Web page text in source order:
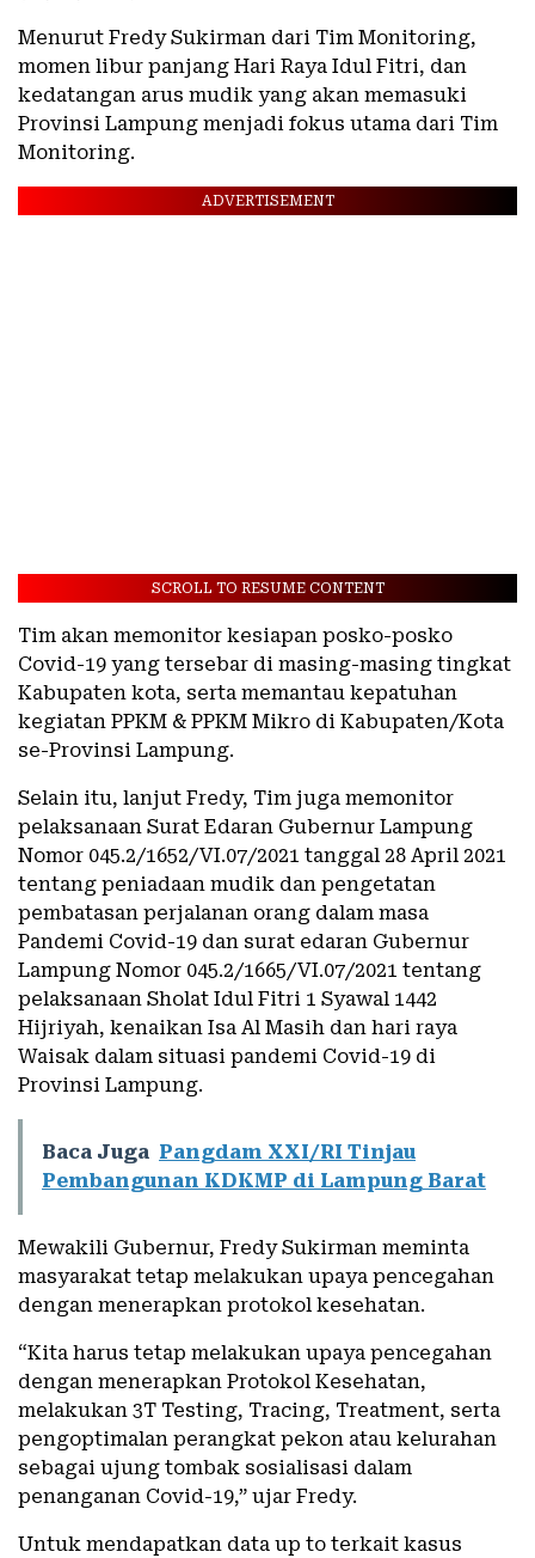
Menurut Fredy Sukirman dari Tim Monitoring,
momen libur panjang Hari Raya Idul Fitri, dan
kedatangan arus mudik yang akan memasuki
Provinsi Lampung menjadi fokus utama dari Tim
Monitoring.
ADVERTISEMENT
SCROLL TO RESUME CONTENT
Tim akan memonitor kesiapan posko-posko
Covid-19 yang tersebar di masing-masing tingkat
Kabupaten kota, serta memantau kepatuhan
kegiatan PPKM & PPKM Mikro di Kabupaten/Kota
se-Provinsi Lampung.
Selain itu, lanjut Fredy, Tim juga memonitor
pelaksanaan Surat Edaran Gubernur Lampung
Nomor 045.2/1652/VI.07/2021 tanggal 28 April 2021
tentang peniadaan mudik dan pengetatan
pembatasan perjalanan orang dalam masa
Pandemi Covid-19 dan surat edaran Gubernur
Lampung Nomor 045.2/1665/VI.07/2021 tentang
pelaksanaan Sholat Idul Fitri 1 Syawal 1442
Hijriyah, kenaikan Isa Al Masih dan hari raya
Waisak dalam situasi pandemi Covid-19 di
Provinsi Lampung.
Baca Juga Pangdam XXI/RI Tinjau
Pembangunan KDKMP di Lampung Barat
Mewakili Gubernur, Fredy Sukirman meminta
masyarakat tetap melakukan upaya pencegahan
dengan menerapkan protokol kesehatan.
“Kita harus tetap melakukan upaya pencegahan
dengan menerapkan Protokol Kesehatan,
melakukan 3T Testing, Tracing, Treatment, serta
pengoptimalan perangkat pekon atau kelurahan
sebagai ujung tombak sosialisasi dalam
penanganan Covid-19,” ujar Fredy.
Untuk mendapatkan data up to terkait kasus